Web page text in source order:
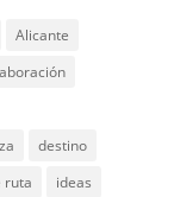
Alicante
destino
ruta ideas